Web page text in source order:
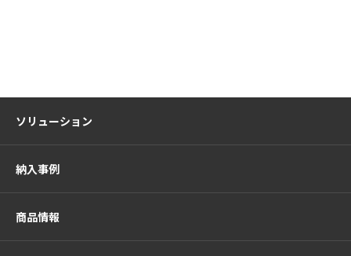
ソリューション
納入事例
商品情報